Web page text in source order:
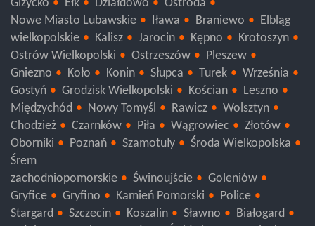
Giżycko
Ełk Działdowo
Ostróda
Nowe Miasto Lubawskie
Iława Braniewo
Elbląg
wielkopolskie
Kalisz Jarocin Kępno
Krotoszyn
Ostrów Wielkopolski
Ostrzeszów
Pleszew
Gniezno
Koło Konin Słupca Turek
Września
Gostyń
Grodzisk Wielkopolski Kościan
Leszno
Międzychód
Nowy Tomyśl Rawicz
Wolsztyn
Chodzież
Czarnków Piła Wągrowiec
Złotów
Oborniki
Poznań Szamotuły
Środa Wielkopolska
Śrem
zachodniopomorskie
Świnoujście
Goleniów
Gryfice
Gryfino Kamień Pomorski
Police
Stargard
Szczecin Koszalin Sławno
Białogard